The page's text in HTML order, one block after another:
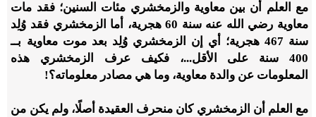
مع العلم أن بين معاوية والزمخشري مئات السنين؛ فقد مات
معاوية رضي الله عنه سنة 60هجرية، أما الزمخشري فقد وُلِد
سنة 467 هجرية؛ أي إن الزمخشري وُلِد بعد موت معاوية بــ
400 سنة على الأقل...، فكيف عرف الزمخشري هذه
المعلومات عن والدة معاوية، وما هي مصادر معلوماته؟!
مع العلم أن الزمخشري كان منحرف العقيدة أصلًا، ولم يكن من